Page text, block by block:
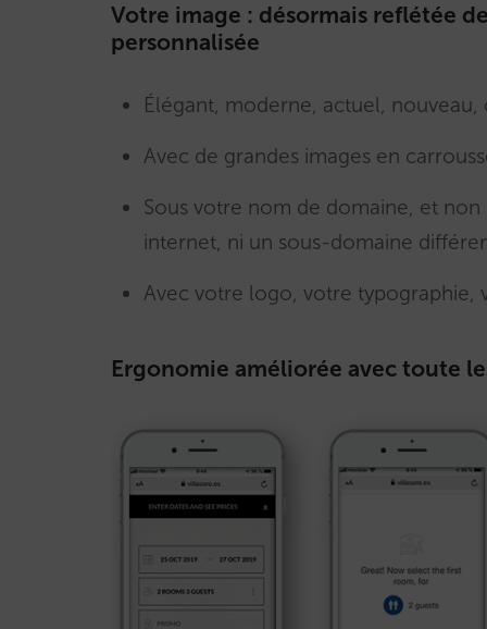
Votre image : désormais reflétée
personnalisée
Élégant, moderne, actuel, nouveau,
Avec de grandes images en
Sous votre nom de domaine, et
internet, ni un sous-domaine
Avec votre logo, votre typographie,
Ergonomie améliorée avec toute